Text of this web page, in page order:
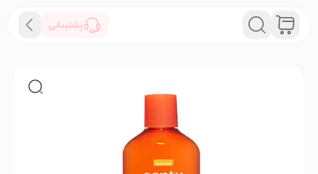
پشتیبانی